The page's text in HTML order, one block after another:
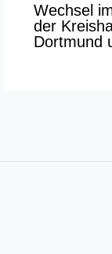
Wechsel
der
Dortmund